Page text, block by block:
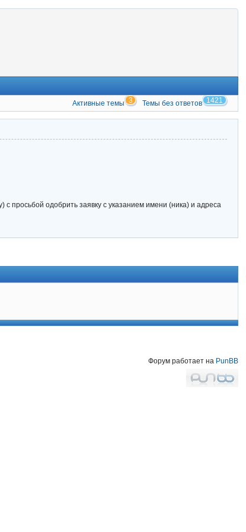
Активные темы 3 Темы без ответов 1421
просьбой одобрить заявку с указанием имени (ника) и адреса
Форум работает на PunBB